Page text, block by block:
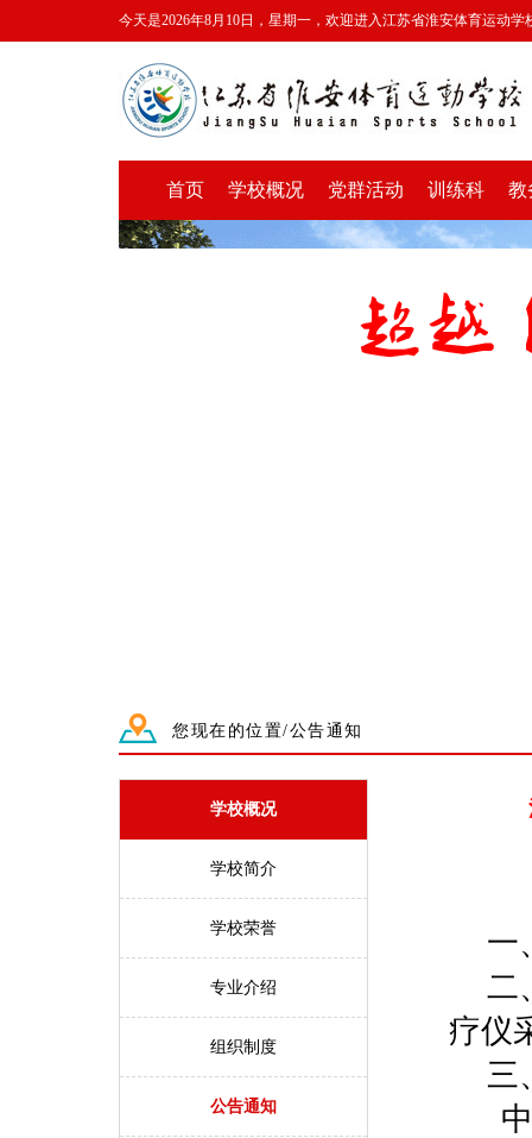
今天是2026年8月10日，星期一，欢迎进入江苏省淮安体育运动学
首页 学校概况 党群活动 训练科 教
您现在的位置/公告通知
学校概况
学校简介
学校荣誉
专业介绍
组织制度
公告通知
一
二
疗仪
三
中